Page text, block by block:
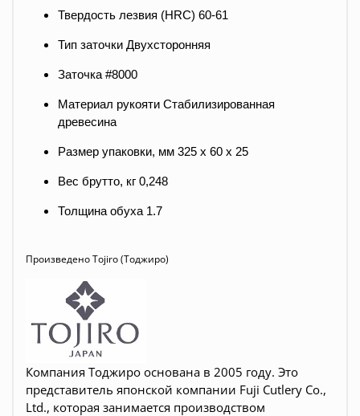
Твердость лезвия (HRC) 60-61
Тип заточки Двухсторонняя
Заточка #8000
Материал рукояти Стабилизированная
древесина
Размер упаковки, мм 325 x 60 x 25
Вес брутто, кг 0,248
Толщина обуха 1.7
Произведено Tojiro (Тоджиро)
Компания Тоджиро основана в 2005 году. Это
представитель японской компании Fuji Cutlery Co.,
Ltd., которая занимается производством